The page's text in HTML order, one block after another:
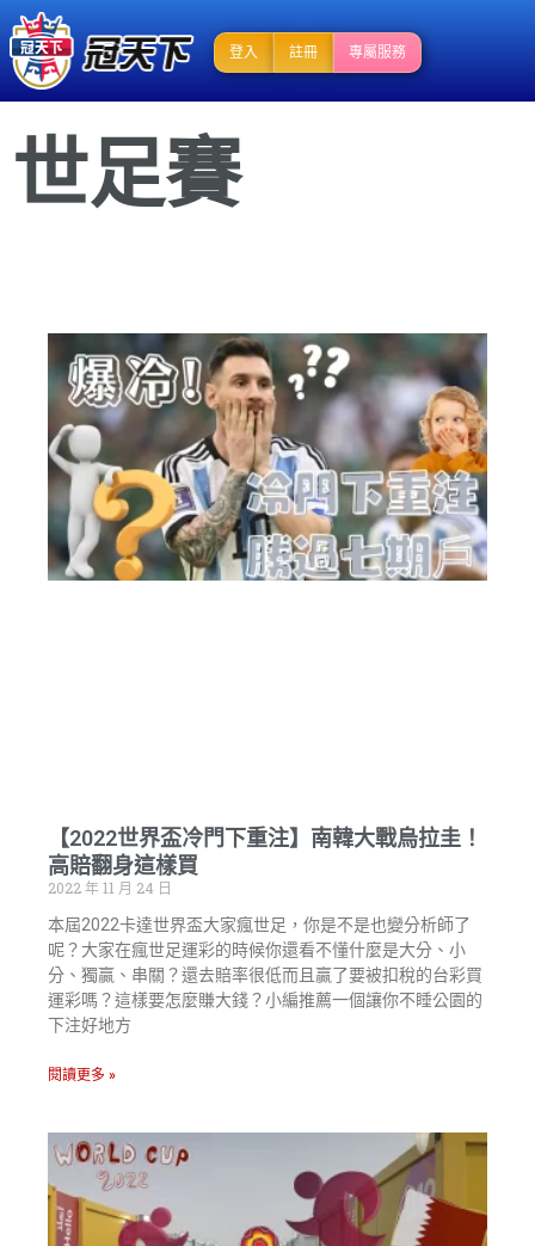
登入 註冊 專屬服務
世足賽
【2022世界盃冷門下重注】南韓大戰烏拉圭！
高賠翻身這樣買
2022 年 11 月 24 日
本屆2022卡達世界盃大家瘋世足，你是不是也變分析師了
呢？大家在瘋世足運彩的時候你還看不懂什麼是大分、小
分、獨贏、串關？還去賠率很低而且贏了要被扣稅的台彩買
運彩嗎？這樣要怎麼賺大錢？小編推薦一個讓你不睡公園的
下注好地方
閱讀更多 »